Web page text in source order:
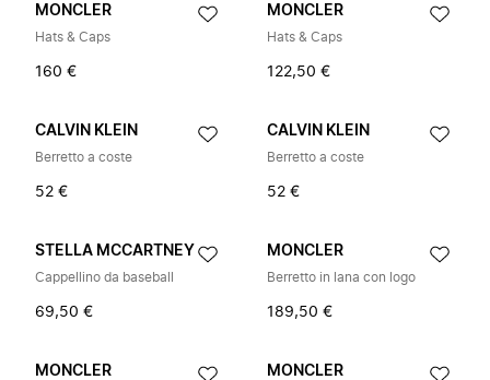
MONCLER
Hats & Caps
160 €
MONCLER
Hats & Caps
122,50 €
CALVIN KLEIN
Berretto a coste
52 €
CALVIN KLEIN
Berretto a coste
52 €
STELLA MCCARTNEY
Cappellino da baseball
69,50 €
MONCLER
Berretto in lana con logo
189,50 €
MONCLER MONCLER